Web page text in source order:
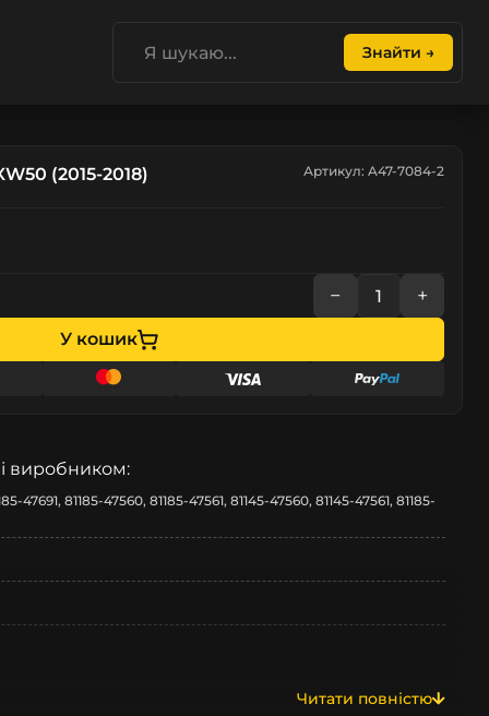
Знайти →
(2015-2018)
Артикул: A47-7084-2
− +
У кошик
виробником:
47691, 81185-47560, 81185-47561, 81145-47560, 81145-47561, 81185-
Читати повністю